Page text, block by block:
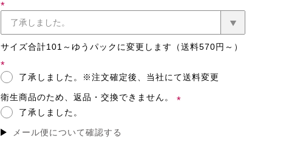
(必
須)
サイズ合計101～ゆうパックに変更します（送料570円～）
(必
須)
了承しました。※注文確定後、当社にて送料変更
衛生商品のため、返品・交換できません。
了承しました。
メール便について確認する